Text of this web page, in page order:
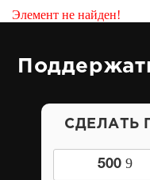
Элемент не найден!
СДЕЛАТЬ
500 9